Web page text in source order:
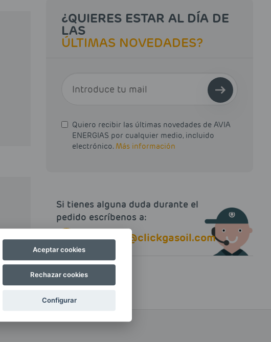
¿QUIERES ESTAR AL DÍA DE
LAS
ÚLTIMAS NOVEDADES?
Quiero recibir las últimas novedades de AVIA
ENERGIAS por cualquier medio, incluido
electrónico. Más información
Si tienes alguna duda durante el
pedido escríbenos a:
contacto@clickgasoil.com
Aceptar cookies
Rechazar cookies
Configurar